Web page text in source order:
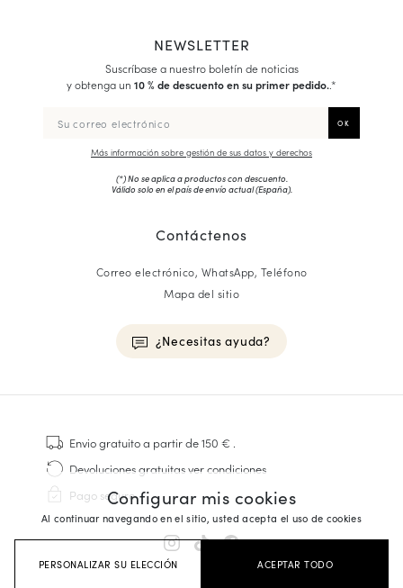
Configurar mis cookies
Al continuar navegando en el sitio, usted acepta el uso de cookies
PERSONALIZAR SU ELECCIÓN ACEPTAR TODO
NEWSLETTER
Suscríbase a nuestro boletín de noticias
y obtenga un 10 % de descuento en su primer pedido..*
Más información sobre gestión de sus datos y derechos
(*) No se aplica a productos con descuento.
Válido solo en el país de envío actual (España).
Contáctenos
Correo electrónico, WhatsApp, Teléfono
Mapa del sitio
¿Necesitas ayuda?
Zapatillas
Cosido Goodyear
Derbies y Richelieu
Zapatos Richelieu Hombre
Mocasines
Maletines Business
Envio gratuitoa partir de 150 € .
Devoluciones gratuitasver condiciones
Pago seguro